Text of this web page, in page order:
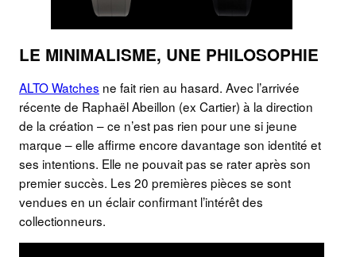
LE MINIMALISME, UNE PHILOSOPHIE
ALTO Watches ne fait rien au hasard. Avec l’arrivée
récente de Raphaël Abeillon (ex Cartier) à la direction
de la création – ce n’est pas rien pour une si jeune
marque – elle affirme encore davantage son identité et
ses intentions. Elle ne pouvait pas se rater après son
premier succès. Les 20 premières pièces se sont
vendues en un éclair confirmant l’intérêt des
collectionneurs.